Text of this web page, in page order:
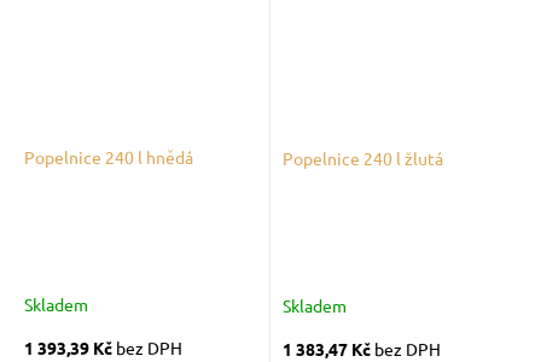
Popelnice 240 l hnědá
Skladem
1 393,39 Kč bez DPH
Popelnice 240 l žlutá
Skladem
1 383,47 Kč bez DPH